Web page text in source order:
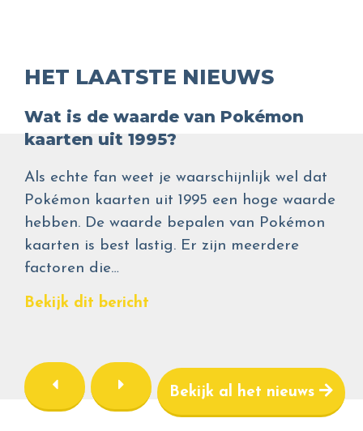
HET LAATSTE NIEUWS
Wat is de waarde van Pokémon
kaarten uit 1995?
Als echte fan weet je waarschijnlijk wel dat
Pokémon kaarten uit 1995 een hoge waarde
hebben. De waarde bepalen van Pokémon
kaarten is best lastig. Er zijn meerdere
factoren die…
Bekijk dit bericht
Bekijk al het nieuws